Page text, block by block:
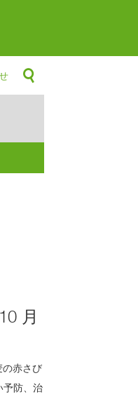
月
の赤さび
予防、治